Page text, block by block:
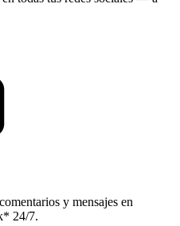
y mensajes en
24/7.